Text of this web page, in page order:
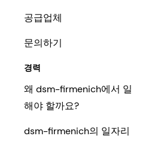
공급업체
문의하기
경력
왜 dsm-firmenich에서 일
해야 할까요?
dsm-firmenich의 일자리